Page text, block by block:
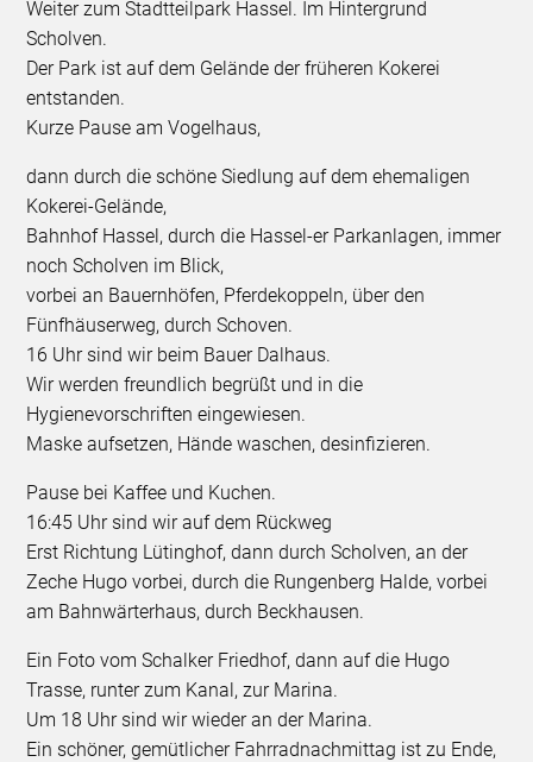
Weiter zum Stadtteilpark Hassel. Im Hintergrund
Scholven.
Der Park ist auf dem Gelände der früheren Kokerei
entstanden.
Kurze Pause am Vogelhaus,
dann durch die schöne Siedlung auf dem ehemaligen
Kokerei-Gelände,
Bahnhof Hassel, durch die Hassel-er Parkanlagen, immer
noch Scholven im Blick,
vorbei an Bauernhöfen, Pferdekoppeln, über den
Fünfhäuserweg, durch Schoven.
16 Uhr sind wir beim Bauer Dalhaus.
Wir werden freundlich begrüßt und in die
Hygienevorschriften eingewiesen.
Maske aufsetzen, Hände waschen, desinfizieren.
Pause bei Kaffee und Kuchen.
16:45 Uhr sind wir auf dem Rückweg
Erst Richtung Lütinghof, dann durch Scholven, an der
Zeche Hugo vorbei, durch die Rungenberg Halde, vorbei
am Bahnwärterhaus, durch Beckhausen.
Ein Foto vom Schalker Friedhof, dann auf die Hugo
Trasse, runter zum Kanal, zur Marina.
Um 18 Uhr sind wir wieder an der Marina.
Ein schöner, gemütlicher Fahrradnachmittag ist zu Ende,